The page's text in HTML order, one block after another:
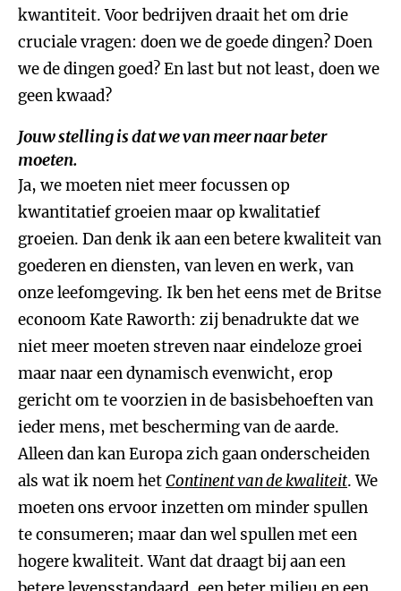
kwantiteit. Voor bedrijven draait het om drie
cruciale vragen: doen we de goede dingen? Doen
we de dingen goed? En last but not least, doen we
geen kwaad?
Jouw stelling is dat we van meer naar beter
moeten.
Ja, we moeten niet meer focussen op
kwantitatief groeien maar op kwalitatief
groeien. Dan denk ik aan een betere kwaliteit van
goederen en diensten, van leven en werk, van
onze leefomgeving. Ik ben het eens met de Britse
econoom Kate Raworth: zij benadrukte dat we
niet meer moeten streven naar eindeloze groei
maar naar een dynamisch evenwicht, erop
gericht om te voorzien in de basisbehoeften van
ieder mens, met bescherming van de aarde.
Alleen dan kan Europa zich gaan onderscheiden
als wat ik noem hetContinent van de kwaliteit. We
moeten ons ervoor inzetten om minder spullen
te consumeren; maar dan wel spullen met een
hogere kwaliteit. Want dat draagt bij aan een